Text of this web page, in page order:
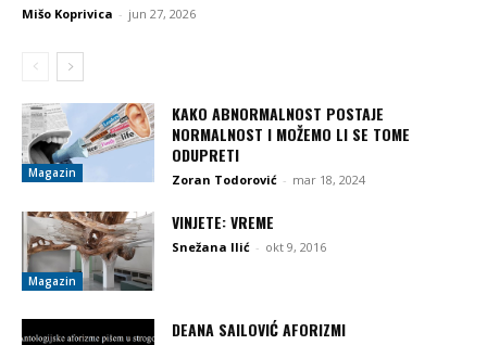
Mišo Koprivica - jun 27, 2026
Magazin
KAKO ABNORMALNOST POSTAJE
NORMALNOST I MOŽEMO LI SE TOME
ODUPRETI
Zoran Todorović - mar 18, 2024
Magazin
VINJETE: VREME
Snežana Ilić - okt 9, 2016
DEANA SAILOVIĆ AFORIZMI